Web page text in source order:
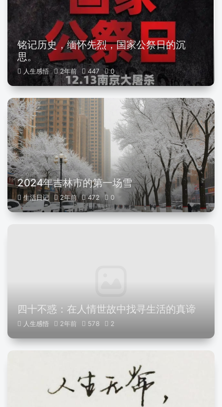
铭记历史，缅怀先烈，国家公祭日的沉
思。
人生感悟 2年前 447 0
2024年吉林市的第一场雪
生活日记 2年前 472 0
四十不惑：在人情世故中找寻生活的真谛
人生感悟 2年前 578 2